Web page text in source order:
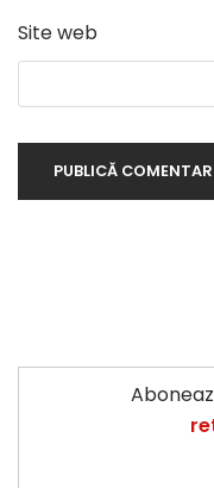
Site web